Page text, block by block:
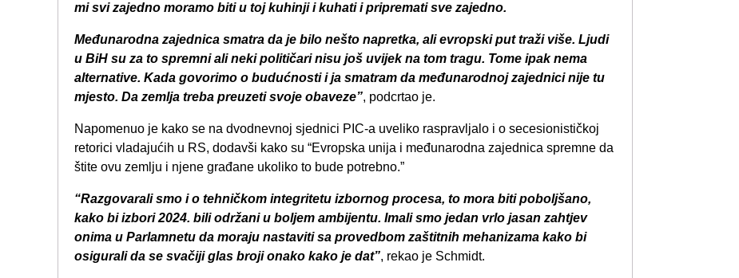
mi svi zajedno moramo biti u toj kuhinji i kuhati i pripremati sve zajedno.
Međunarodna zajednica smatra da je bilo nešto napretka, ali evropski put traži više. Ljudi
u BiH su za to spremni ali neki političari nisu još uvijek na tom tragu. Tome ipak nema
alternative. Kada govorimo o budućnosti i ja smatram da međunarodnoj zajednici nije tu
mjesto. Da zemlja treba preuzeti svoje obaveze”, podcrtao je.
Napomenuo je kako se na dvodnevnoj sjednici PIC-a uveliko raspravljalo i o secesionističkoj
retorici vladajućih u RS, dodavši kako su “Evropska unija i međunarodna zajednica spremne da
štite ovu zemlju i njene građane ukoliko to bude potrebno.”
“Razgovarali smo i o tehničkom integritetu izbornog procesa, to mora biti poboljšano,
kako bi izbori 2024. bili održani u boljem ambijentu. Imali smo jedan vrlo jasan zahtjev
onima u Parlamnetu da moraju nastaviti sa provedbom zaštitnih mehanizama kako bi
osigurali da se svačiji glas broji onako kako je dat”, rekao je Schmidt.